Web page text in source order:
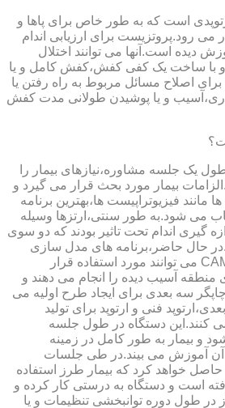
است که به طور خاص برای پاها و
می رود.پروتزیست برای ارزیابی اندام
دیده است.آنها می توانند اختلال
و با ساخت یک کفی کفش،کفش کامل و یا
اصلاح مسائل مربوط به راه رفتن یا
و یا پوشیدن طولانی مدت کفش
طول یک جلسه مشاوره،نیازهای بیمار را
بیمار مورد بحث قرار می گیرد و
مانند فیزیوتراپیست ها،بهترین برنامه
می شود.به طور سنتی،ارتزها وسیله
گیری اندام تحت تاثیر بودند که دو سوی
حال حاضر،برنامه های مدل سازی
کامپیوتری مانند CAD و CAM می توانند مورد استفاده قرار
منطقه آسیب دیده را انجام می دهند و
سه بعدی برای ایجاد طرح اولیه می
فنی و ارتوپد برای تولید
کنند.این دستگاه در طول جلسه
و بیمار به طور کامل در زمینه
آن آموزش می بیند.در طی جلسات
حاصل خواهد کرد که بیمار طرز استفاده
است و دستگاه به درستی کار کرده و
طول دوره توانبخشی تنظیمات و یا